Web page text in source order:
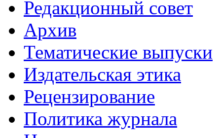
Редакционный совет
Архив
Тематические выпуски
Издательская этика
Рецензирование
Политика журнала